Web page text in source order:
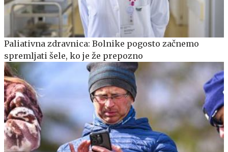
Paliativna zdravnica: Bolnike pogosto začnemo
spremljati šele, ko je že prepozno